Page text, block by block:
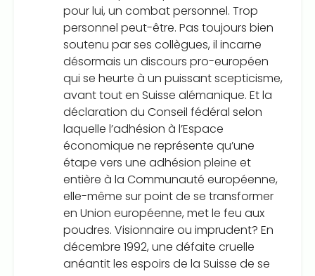
pour lui, un combat personnel. Trop
personnel peut-être. Pas toujours bien
soutenu par ses collègues, il incarne
désormais un discours pro-européen
qui se heurte à un puissant scepticisme,
avant tout en Suisse alémanique. Et la
déclaration du Conseil fédéral selon
laquelle l’adhésion à l’Espace
économique ne représente qu’une
étape vers une adhésion pleine et
entière à la Communauté européenne,
elle-même sur point de se transformer
en Union européenne, met le feu aux
poudres. Visionnaire ou imprudent? En
décembre 1992, une défaite cruelle
anéantit les espoirs de la Suisse de se